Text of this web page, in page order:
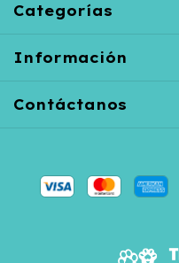
Categorías
Información
Contáctanos